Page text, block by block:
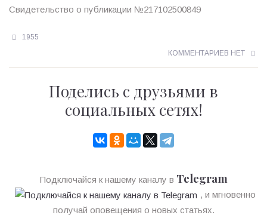
Свидетельство о публикации №217102500849
1955
КОММЕНТАРИЕВ НЕТ
Поделись с друзьями в
социальных сетях!
Подключайся к нашему каналу в Telegram
, и мгновенно
получай оповещения о новых статьях.